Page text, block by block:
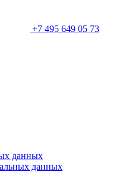
+7 495 649 05 73
данных
данных